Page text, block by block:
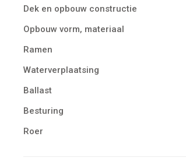
Dek en opbouw constructie
Opbouw vorm, materiaal
Ramen
Waterverplaatsing
Ballast
Besturing
Roer